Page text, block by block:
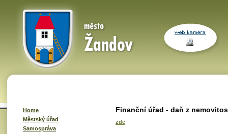
Home
Městský úřad
Samospráva
Finanční úřad - daň z
zde